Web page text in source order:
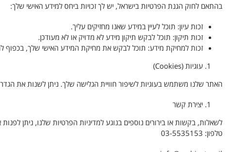
בהתאם לחוק הגנת הפרטיות בישראל, יש לך זכויות ביחס למידע האישי שלך:
זכות עיון: תוכל לעיין במידע שאנו מחזיקים עליך.
זכות תיקון: תוכל לבקש תיקון מידע לא מדויק או לא מעודכן.
זכות למחיקת מידע: תוכל לבקש את מחיקת המידע האישי שלך, בכפוף
עוגיות (Cookies)
האתר שלנו משתמש בעוגיות לשיפור חוויית הגלישה שלך. ניתן לשנות את
יצירת קשר
לשאלות, בקשות או בירורים נוספים בנוגע למדיניות הפרטיות שלנו, ניתן לפנות
טלפון: 03-5535153